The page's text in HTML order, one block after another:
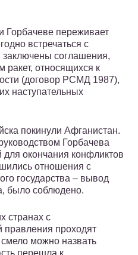
Горбачеве переживает
встречаться с
соглашения,
ракет, относящихся к
(договор РСМД 1987),
наступательных
покинули Афганистан.
Горбачева
окончания конфликтов
отношения с
государства – вывод
было соблюдено.
странах с
правления проходят
можно назвать